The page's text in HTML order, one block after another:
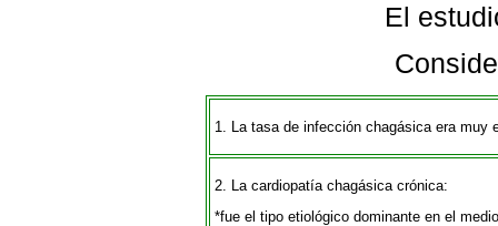
El
1. La tasa de infección chagásica era muy
2. La cardiopatía chagásica crónica:
*fue el tipo etiológico dominante en el